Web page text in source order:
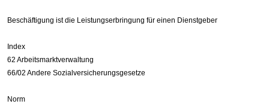
Beschäftigung ist die Leistungserbringung für einen Dienstgeber
Index
62 Arbeitsmarktverwaltung
66/02 Andere Sozialversicherungsgesetze
Norm